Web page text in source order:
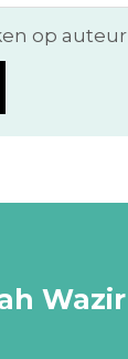
op auteur
Wazir